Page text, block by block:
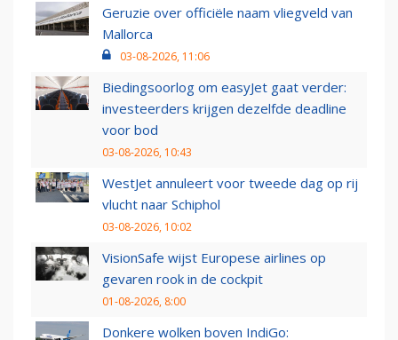
Geruzie over officiële naam vliegveld van
Mallorca
03-08-2026, 11:06
Biedingsoorlog om easyJet gaat verder:
investeerders krijgen dezelfde deadline
voor bod
03-08-2026, 10:43
WestJet annuleert voor tweede dag op rij
vlucht naar Schiphol
03-08-2026, 10:02
VisionSafe wijst Europese airlines op
gevaren rook in de cockpit
01-08-2026, 8:00
Donkere wolken boven IndiGo: